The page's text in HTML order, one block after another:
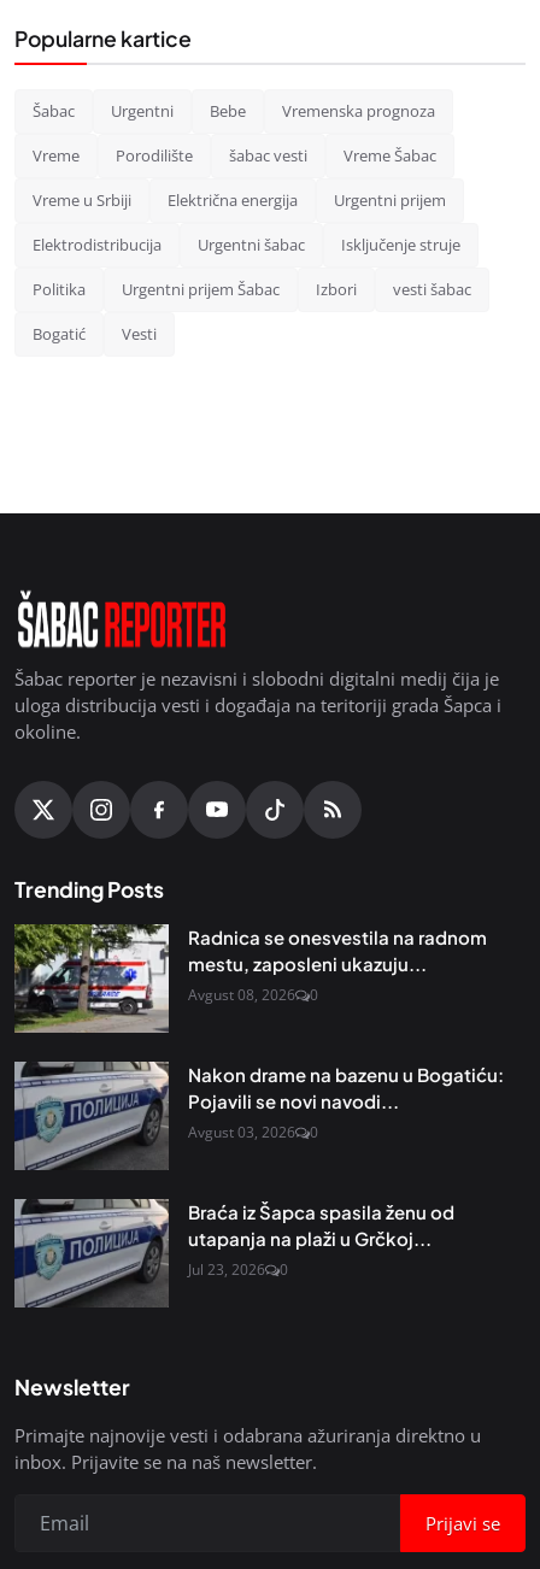
Popularne kartice
Šabac Urgentni Bebe Vremenska prognoza
Vreme Porodilište šabac vesti Vreme Šabac
Vreme u Srbiji Električna energija Urgentni prijem
Elektrodistribucija Urgentni šabac Isključenje struje
Politika Urgentni prijem Šabac Izbori vesti šabac
Bogatić Vesti
Šabac reporter je nezavisni i slobodni digitalni medij čija je
uloga distribucija vesti i događaja na teritoriji grada Šapca i
okoline.
Trending Posts
Radnica se onesvestila na radnom
mestu, zaposleni ukazuju...
Avgust 08, 2026 0
Nakon drame na bazenu u Bogatiću:
Pojavili se novi navodi...
Avgust 03, 2026 0
Braća iz Šapca spasila ženu od
utapanja na plaži u Grčkoj...
Jul 23, 2026 0
Newsletter
Primajte najnovije vesti i odabrana ažuriranja direktno u
inbox. Prijavite se na naš newsletter.
Prijavi se